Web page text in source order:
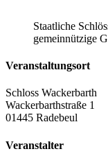
Staatliche
gemeinnützige
Veranstaltungsort
Schloss Wackerbarth
Wackerbarthstraße 1
01445 Radebeul
Veranstalter